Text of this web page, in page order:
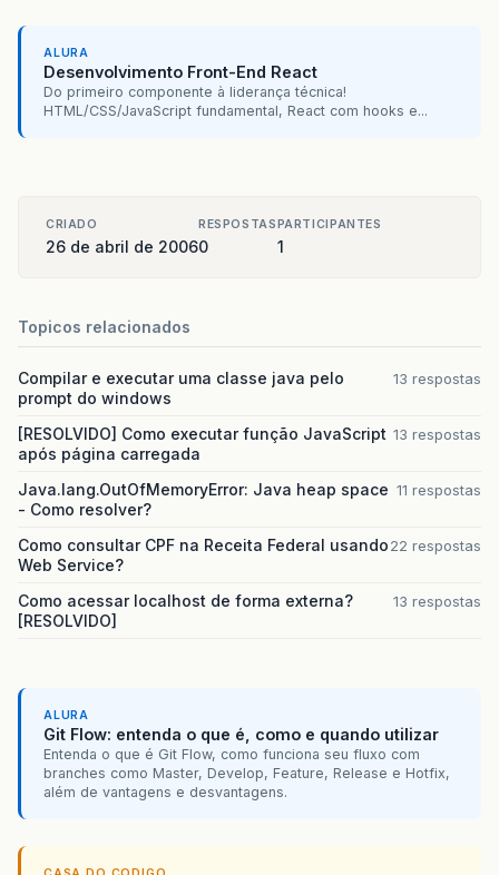
ALURA
Desenvolvimento Front-End React
Do primeiro componente à liderança técnica!
HTML/CSS/JavaScript fundamental, React com hooks e...
CRIADO
26 de abril de 2006
RESPOSTAS
0
PARTICIPANTES
1
Topicos relacionados
Compilar e executar uma classe java pelo
prompt do windows
13 respostas
[RESOLVIDO] Como executar função JavaScript
após página carregada
13 respostas
Java.lang.OutOfMemoryError: Java heap space
- Como resolver?
11 respostas
Como consultar CPF na Receita Federal usando
Web Service?
22 respostas
Como acessar localhost de forma externa?
[RESOLVIDO]
13 respostas
ALURA
Git Flow: entenda o que é, como e quando utilizar
Entenda o que é Git Flow, como funciona seu fluxo com
branches como Master, Develop, Feature, Release e Hotfix,
além de vantagens e desvantagens.